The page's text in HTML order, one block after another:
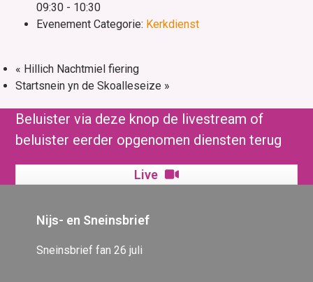
09:30 - 10:30
Evenement Categorie: Kerkdienst
« Hillich Nachtmiel fiering
Startsnein yn de Skoalleseize »
Beluister via deze knop de livestream of
beluister eerder opgenomen diensten terug
Live
Nijs- en Sneinsbrief
Sneinsbrief fan 26 juli